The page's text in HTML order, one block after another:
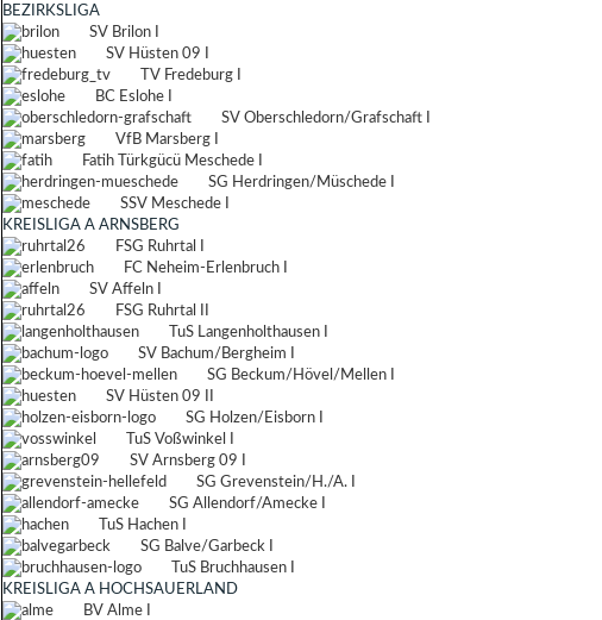
BEZIRKSLIGA
SV Brilon I
SV Hüsten 09 I
TV Fredeburg I
BC Eslohe I
SV Oberschledorn/Grafschaft I
VfB Marsberg I
Fatih Türkgücü Meschede I
SG Herdringen/Müschede I
SSV Meschede I
KREISLIGA A ARNSBERG
FSG Ruhrtal I
FC Neheim-Erlenbruch I
SV Affeln I
FSG Ruhrtal II
TuS Langenholthausen I
SV Bachum/Bergheim I
SG Beckum/Hövel/Mellen I
SV Hüsten 09 II
SG Holzen/Eisborn I
TuS Voßwinkel I
SV Arnsberg 09 I
SG Grevenstein/H./A. I
SG Allendorf/Amecke I
TuS Hachen I
SG Balve/Garbeck I
TuS Bruchhausen I
KREISLIGA A HOCHSAUERLAND
BV Alme I